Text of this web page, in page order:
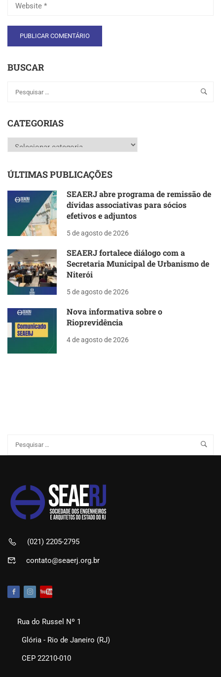
BUSCAR
CATEGORIAS
Categorias
ÚLTIMAS PUBLICAÇÕES
SEAERJ abre programa de remissão de
dívidas associativas para sócios
efetivos e adjuntos
5 de agosto de 2026
SEAERJ fortalece diálogo com a
Secretaria Municipal de Urbanismo de
Niterói
5 de agosto de 2026
Nova informativa sobre o
Rioprevidência
4 de agosto de 2026
(021) 2205-2795
contato@seaerj.org.br
Rua do Russel Nº 1
Glória - Rio de Janeiro (RJ)
CEP 22210-010